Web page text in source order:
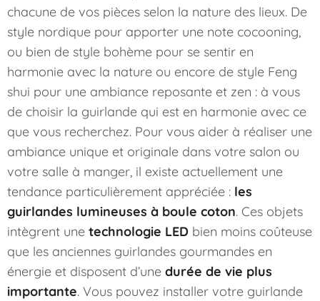
chacune de vos pièces selon la nature des lieux. De
style nordique pour apporter une note cocooning,
ou bien de style bohème pour se sentir en
harmonie avec la nature ou encore de style Feng
shui pour une ambiance reposante et zen : à vous
de choisir la guirlande qui est en harmonie avec ce
que vous recherchez. Pour vous aider à réaliser une
ambiance unique et originale dans votre salon ou
votre salle à manger, il existe actuellement une
tendance particulièrement appréciée : les
guirlandes lumineuses à boule coton. Ces objets
intègrent une technologie LED bien moins coûteuse
que les anciennes guirlandes gourmandes en
énergie et disposent d’une durée de vie plus
importante. Vous pouvez installer votre guirlande